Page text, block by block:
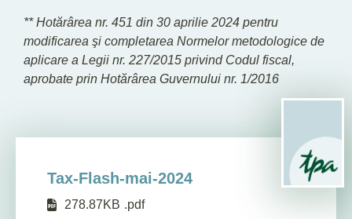
** Hotărârea nr. 451 din 30 aprilie 2024 pentru
modificarea şi completarea Normelor metodologice de
aplicare a Legii nr. 227/2015 privind Codul fiscal,
aprobate prin Hotărârea Guvernului nr. 1/2016
Tax-Flash-mai-2024
278.87KB .pdf